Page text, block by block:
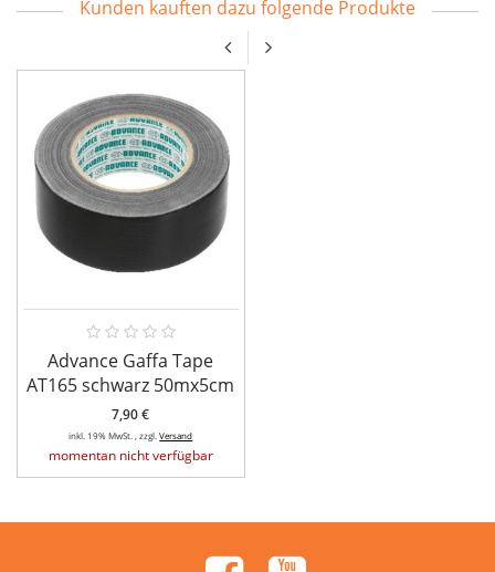
Kunden kauften dazu folgende Produkte
Advance Gaffa Tape
AT165 schwarz 50mx5cm
7,90 €
inkl. 19% MwSt. , zzgl.Versand
momentan nicht verfügbar